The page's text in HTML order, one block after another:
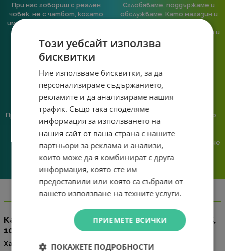
При нас говориш с реален
човек, не с чатбот, когато
имаш нужда от консултация
Сглобяваме, поддържаме и
обслужваме. Като магазин и
сервиз на едно място
гарантираме бърза реакция и
познаване на твоята
система.
Предлагаме различни методи
на плащане, включително
възможност за плащане с
Ние сме малък екип и точно
затова поемаме лична
отговорност за всяка
поръчка. Ако има проблем – не
го прехвърляме, а го
решаваме.
Кабел Baseus Cafule Series Type-C към Type-C,
100W, 2м, черен CATJK-D01
Характеристики на продукта:
Този уебсайт използва
бисквитки
Ние използваме бисквитки, за да
персонализираме съдържанието,
рекламите и да анализираме нашия
трафик. Също така споделяме
информация за използването на
нашия сайт от ваша страна с нашите
партньори за реклама и анализи,
които може да я комбинират с друга
информация, която сте им
предоставили или която са събрали от
вашето използване на техните услуги.
ПРИЕМЕТЕ ВСИЧКИ
ПОКАЖЕТЕ ПОДРОБНОСТИ